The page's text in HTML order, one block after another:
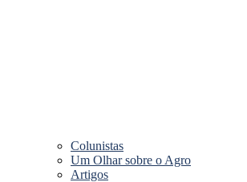
Colunistas
Um Olhar sobre o Agro
Artigos